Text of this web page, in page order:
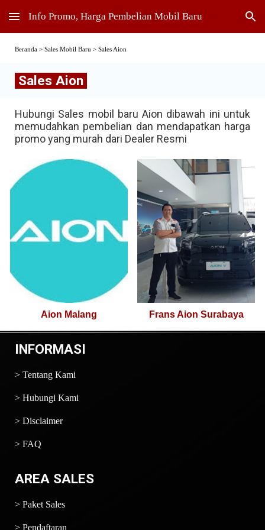
Skip to main content Skip to navigation
Info Promo, Harga Pembelian Mobil Baru
Beranda > Sales Mobil Baru > Sales Aion
SalesAion
Hubungi Sales mobil baruAion dibawah ini untuk
memudahkan pembelian dan mendapatkan harga
promo yang murah dari Dealer Resmi
Aion Malang Frans Aion Surabaya
INFORMASI
>Tentang Kami
>Hubungi Kami
>Disclaimer
>FAQ
AREA SALES
>Paket Sales
>Pendaftaran